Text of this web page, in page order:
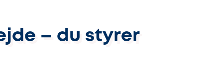
– du styrer